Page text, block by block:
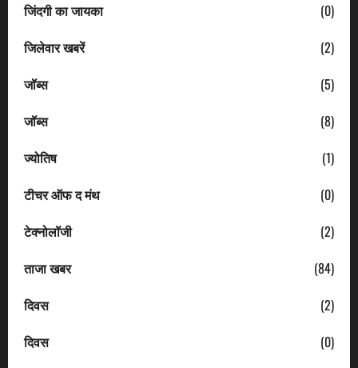
जिंदगी का जायका
(0)
जिलेवार खबरें
(2)
जॉब्स
(5)
जॉब्स
(8)
ज्योतिष
(1)
टीचर ऑफ द मंथ
(0)
टेक्नोलॉजी
(2)
ताजा खबर
(84)
दिवस
(2)
दिवस
(0)